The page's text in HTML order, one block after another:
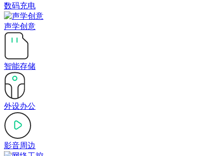
数码充电
声学创意
智能存储
外设办公
影音周边